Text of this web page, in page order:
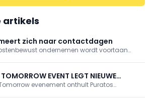
artikels
zich naar contactdagen
ondernemen wordt voortaan
EVENT LEGT NIEUWE
evenement onthult Puratos